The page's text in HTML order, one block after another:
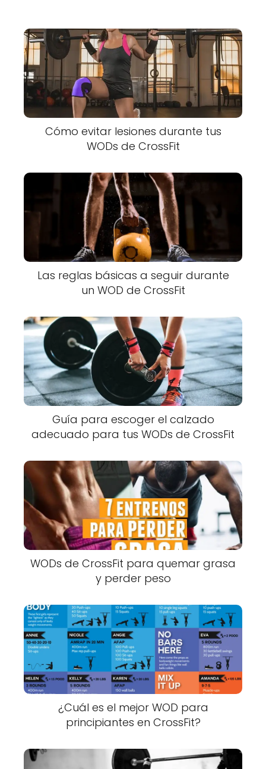
Cómo evitar lesiones durante tus
WODs de CrossFit
Las reglas básicas a seguir durante
un WOD de CrossFit
Guía para escoger el calzado
adecuado para tus WODs de CrossFit
WODs de CrossFit para quemar grasa
y perder peso
¿Cuál es el mejor WOD para
principiantes en CrossFit?